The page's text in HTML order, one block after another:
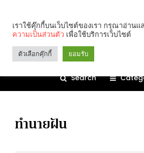
Search
ทำนายฝัน
เราใช้คุ๊กกี้บนเว็บไซต์ของเรา กรุณาอ่านแ
ความเป็นส่วนตัว เพื่อใช้บริการเว็บไซต์
ตัวเลือกคุ๊กกี้ ยอมรับ